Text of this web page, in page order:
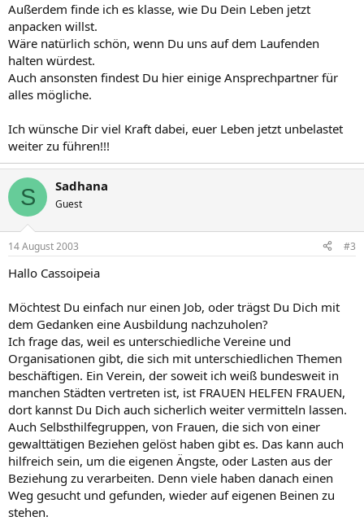
Außerdem finde ich es klasse, wie Du Dein Leben jetzt
anpacken willst.
Wäre natürlich schön, wenn Du uns auf dem Laufenden
halten würdest.
Auch ansonsten findest Du hier einige Ansprechpartner für
alles mögliche.
Ich wünsche Dir viel Kraft dabei, euer Leben jetzt unbelastet
weiter zu führen!!!
S Sadhana
Guest
14 August 2003 #3
Hallo Cassoipeia
Möchtest Du einfach nur einen Job, oder trägst Du Dich mit
dem Gedanken eine Ausbildung nachzuholen?
Ich frage das, weil es unterschiedliche Vereine und
Organisationen gibt, die sich mit unterschiedlichen Themen
beschäftigen. Ein Verein, der soweit ich weiß bundesweit in
manchen Städten vertreten ist, ist FRAUEN HELFEN FRAUEN,
dort kannst Du Dich auch sicherlich weiter vermitteln lassen.
Auch Selbsthilfegruppen, von Frauen, die sich von einer
gewalttätigen Beziehen gelöst haben gibt es. Das kann auch
hilfreich sein, um die eigenen Ängste, oder Lasten aus der
Beziehung zu verarbeiten. Denn viele haben danach einen
Weg gesucht und gefunden, wieder auf eigenen Beinen zu
stehen.